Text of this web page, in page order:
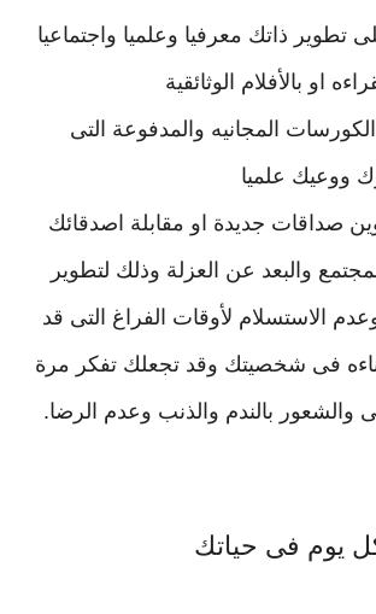
تطوير ذاتك معرفيا وعلميا واجتماعيا
او بالأفلام الوثائقية
المجانيه والمدفوعة التى
ووعيك علميا
صداقات جديدة او مقابلة اصدقائك
والبعد عن العزلة وذلك لتطوير
الاستسلام لأوقات الفراغ التى قد
فى شخصيتك وقد تجعلك تفكر مرة
والشعور بالندم والذنب وعدم الرضا.
كل يوم فى حياتك